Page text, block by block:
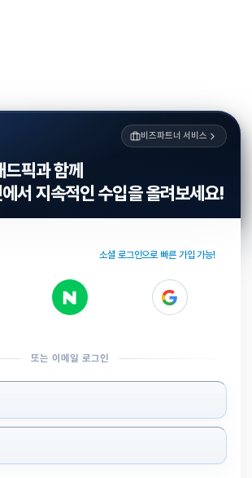
비즈파트너 서비스
드픽과 함께
서 지속적인 수입을 올려보세요!
소셜 로그인으로 빠른 가입 가능!
또는 이메일 로그인